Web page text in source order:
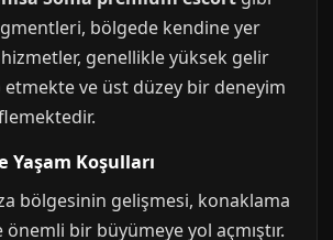
bölgede kendine yer
genellikle yüksek gelir
ve üst düzey bir deneyim
Yaşam Koşulları
bölgesinin gelişmesi, konaklama
bir büyümeye yol açmıştır.